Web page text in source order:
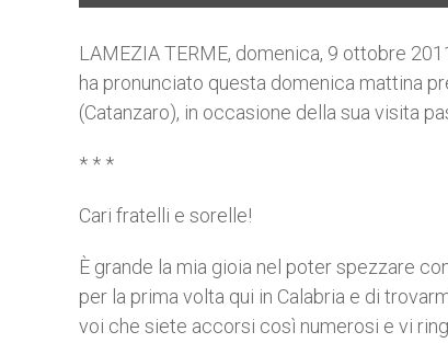
LAMEZIA TERME, domenica, 9 ottobre
ha pronunciato questa domenica mattina
(Catanzaro), in occasione della sua visita
* * *
Cari fratelli e sorelle!
È grande la mia gioia nel poter spezzare
per la prima volta qui in Calabria e di
voi che siete accorsi così numerosi e vi